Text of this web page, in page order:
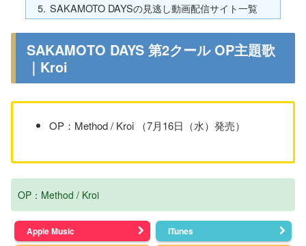
SAKAMOTO DAYSの見逃し動画配信サイト一覧
SAKAMOTO DAYS 第2クール OP主題歌
｜Kroi
OP：Method / Kroi （7月16日（水）発売）
OP：Method / Kroi
Apple Music iTunes